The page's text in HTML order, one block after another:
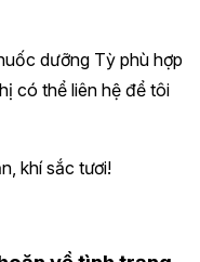
dưỡng Tỳ phù hợp
có thể liên hệ để tôi
khí sắc tươi!